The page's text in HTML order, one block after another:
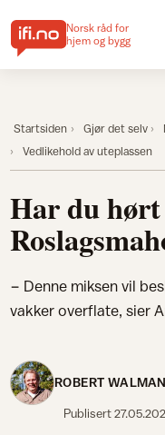
Norsk råd for
hjem og bygg
Startsiden Gjør det selv
Vedlikehold av uteplassen
Har du
− Denne miksen vil
vakker overflate, sier
ROBERT
Publisert